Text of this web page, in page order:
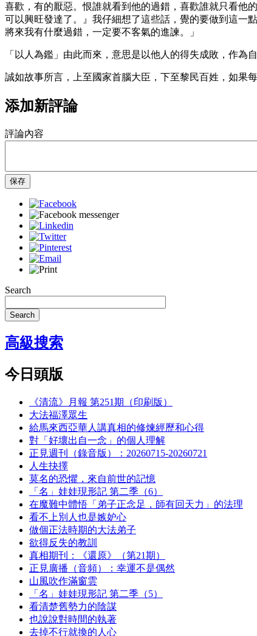
喜歡，有的厭惡。恨誰就看到他的過錯，喜歡誰就只看他
可以興旺發達了。』我仔細想了這些話，覺的要做到這一
將來我有什麼過錯，一定要不客氣的進諫。」
「以人為鑑」由此而來，意思是以他人的得失成敗，作為自
誠如故事所言，上至國家首腦大臣，下至黎民百姓，如果
添加新評論
評論內容
保存
Search
Search
高級搜索
今日頭版
《清流》月報 第251期（印刷版）
大法福澤眾生
給馬來西亞華人講真相的修煉經歷和心得
對「好壞出自一念」的個人理解
正見週刊（錄音版）：20260715-20260721
人生抉擇
莫名的恐懼，來自前世的記憶
「名」娃娃現形記 第二季（6）
在魔難中體悟「弟子正念足，師有回天力」的法理
看不上別人也是嫉妒心
做個正法時期的大法弟子
欲得反失的教訓
真相期刊：《還原》（第21期）
正見廣播（音頻）：幸運不是偶然
山風吹作滿窗雲
「名」娃娃現形記 第二季（5）
看清楚舊勢力的陰謀
也說說對時間的執著
去掉不行就換的人心